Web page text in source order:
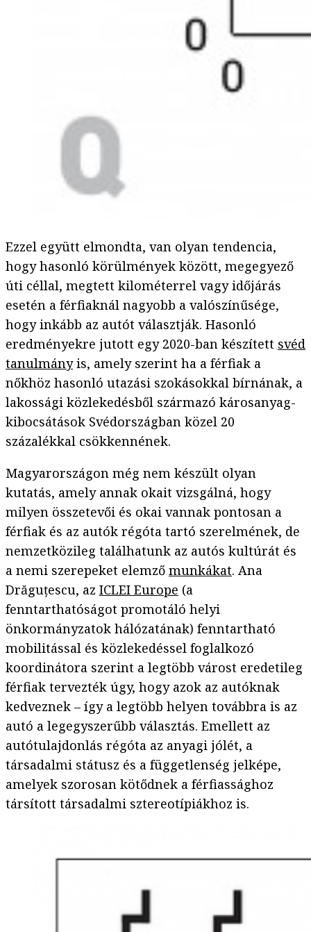
Ezzel együtt elmondta, van olyan tendencia,
hogy hasonló körülmények között, megegyező
úti céllal, megtett kilométerrel vagy időjárás
esetén a férfiaknál nagyobb a valószínűsége,
hogy inkább az autót választják. Hasonló
eredményekre jutott egy 2020-ban készített svéd
tanulmányis, amely szerint ha a férfiak a
nőkhöz hasonló utazási szokásokkal bírnának, a
lakossági közlekedésből származó károsanyag-
kibocsátások Svédországban közel 20
százalékkal csökkennének.
Magyarországon még nem készült olyan
kutatás, amely annak okait vizsgálná, hogy
milyen összetevői és okai vannak pontosan a
férfiak és az autók régóta tartó szerelmének, de
nemzetközileg találhatunk az autós kultúrát és
a nemi szerepeket elemző munkákat. Ana
Drăguțescu, az ICLEI Europe (a
fenntarthatóságot promotáló helyi
önkormányzatok hálózatának) fenntartható
mobilitással és közlekedéssel foglalkozó
koordinátora szerint a legtöbb várost eredetileg
férfiak tervezték úgy, hogy azok az autóknak
kedveznek – így a legtöbb helyen továbbra is az
autó a legegyszerűbb választás. Emellett az
autótulajdonlás régóta az anyagi jólét, a
társadalmi státusz és a függetlenség jelképe,
amelyek szorosan kötődnek a férfiassághoz
társított társadalmi sztereotípiákhoz is.